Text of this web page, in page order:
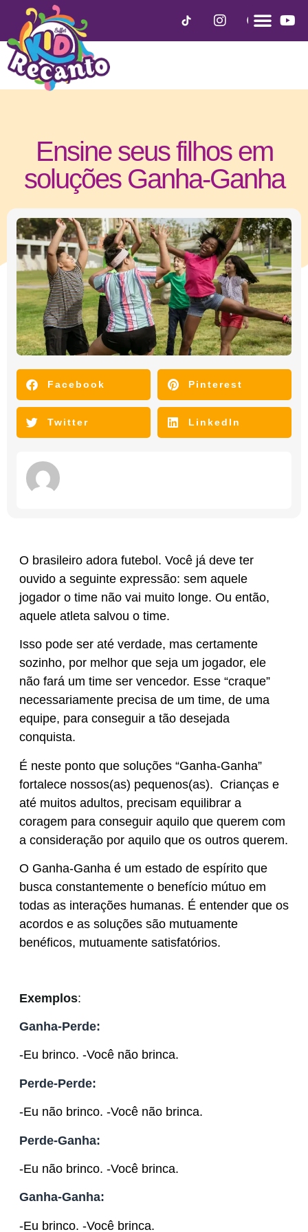
Ensine seus filhos em
soluções Ganha-Ganha
Facebook Pinterest
Twitter LinkedIn
O brasileiro adora futebol. Você já deve ter
ouvido a seguinte expressão: sem aquele
jogador o time não vai muito longe. Ou então,
aquele atleta salvou o time.
Isso pode ser até verdade, mas certamente
sozinho, por melhor que seja um jogador, ele
não fará um time ser vencedor. Esse “craque”
necessariamente precisa de um time, de uma
equipe, para conseguir a tão desejada
conquista.
É neste ponto que soluções “Ganha-Ganha”
fortalece nossos(as) pequenos(as). Crianças e
até muitos adultos, precisam equilibrar a
coragem para conseguir aquilo que querem com
a consideração por aquilo que os outros querem.
O Ganha-Ganha é um estado de espírito que
busca constantemente o benefício mútuo em
todas as interações humanas. É entender que os
acordos e as soluções são mutuamente
benéficos, mutuamente satisfatórios.
Exemplos:
Ganha-Perde:
-Eu brinco. -Você não brinca.
Perde-Perde:
-Eu não brinco. -Você não brinca.
Perde-Ganha:
-Eu não brinco. -Você brinca.
Ganha-Ganha:
-Eu brinco. -Você brinca.